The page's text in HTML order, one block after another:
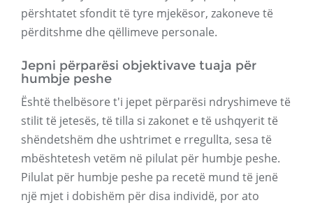
përshtatet sfondit të tyre mjekësor, zakoneve të
përditshme dhe qëllimeve personale.
Jepni përparësi objektivave tuaja për
humbje peshe
Është thelbësore t'i jepet përparësi ndryshimeve të
stilit të jetesës, të tilla si zakonet e të ushqyerit të
shëndetshëm dhe ushtrimet e rregullta, sesa të
mbështetesh vetëm në pilulat për humbje peshe.
Pilulat për humbje peshe pa recetë mund të jenë
një mjet i dobishëm për disa individë, por ato